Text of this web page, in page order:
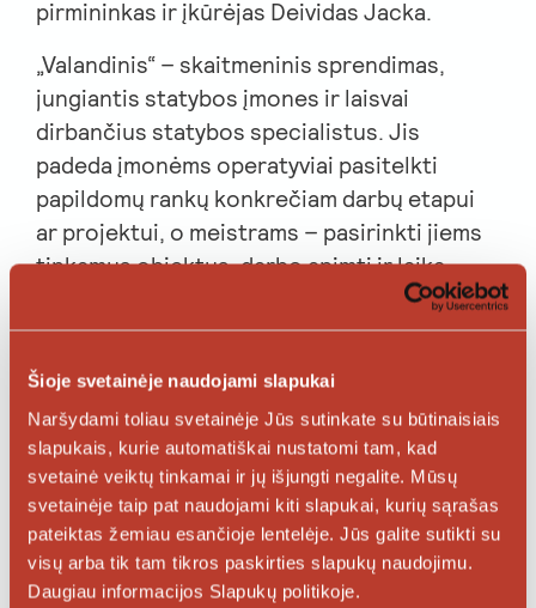
Šioje svetainėje naudojami slapukai
Naršydami toliau svetainėje Jūs sutinkate su būtinaisiais
slapukais, kurie automatiškai nustatomi tam, kad
svetainė veiktų tinkamai ir jų išjungti negalite. Mūsų
svetainėje taip pat naudojami kiti slapukai, kurių sąrašas
pateiktas žemiau esančioje lentelėje. Jūs galite sutikti su
visų arba tik tam tikros paskirties slapukų naudojimu.
Daugiau informacijos Slapukų politikoje.
pirmininkas ir įkūrėjas Deividas Jacka.
„Valandinis“ – skaitmeninis sprendimas,
jungiantis statybos įmones ir laisvai
dirbančius statybos specialistus. Jis
padeda įmonėms operatyviai pasitelkti
papildomų rankų konkrečiam darbų etapui
ar projektui, o meistrams – pasirinkti jiems
tinkamus objektus, darbo apimtį ir laiką.
Tokie sprendimai ypač aktualūs, kai rinkoje
vienu metu vyksta ir didelės apimties
projektai, ir laikini sustojimai, verčiantys
įmones ieškoti efektyvesnio užimtumo
modelio.
„Šiandien statybose laimi tie, kurie sugeba
greitai persiorientuoti. Įmonėms reikia
žmonių ne „vidutiniškai per metus“, o
konkrečiai dabar – šią savaitę, šitam etapui,